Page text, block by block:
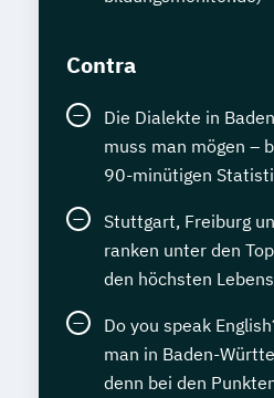
Contra
Die Dialekte in
muss man mögen –
90-minütigen
Stuttgart, Freiburg
ranken unter den
den höchsten
Do you speak
man in Baden-
denn bei den